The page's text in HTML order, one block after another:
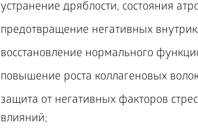
устранение дряблости, состояния
предотвращение негативных
восстановление нормального
повышение роста коллагеновых
защита от негативных факторов
влияний;